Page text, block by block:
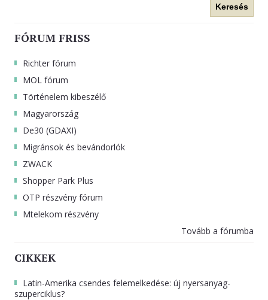
Keresés
FÓRUM FRISS
Richter fórum
MOL fórum
Történelem kibeszélő
Magyarország
De30 (GDAXI)
Migránsok és bevándorlók
ZWACK
Shopper Park Plus
OTP részvény fórum
Mtelekom részvény
Tovább a fórumba
CIKKEK
Latin-Amerika csendes felemelkedése: új nyersanyag-
szuperciklus?